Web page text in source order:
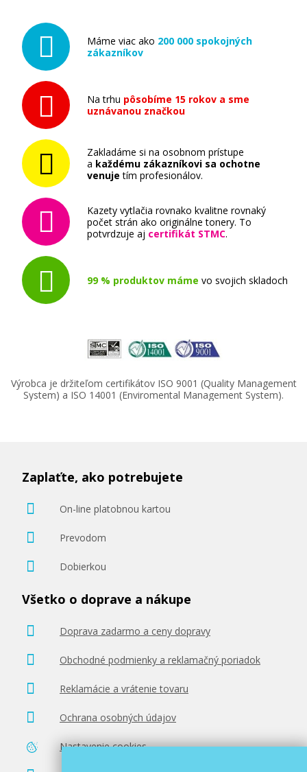
Máme viac ako 200 000 spokojných
zákazníkov
Na trhu pôsobíme 15 rokov a sme
uznávanou značkou
Zakladáme si na osobnom prístupe
a každému zákazníkovi sa ochotne
venuje tím profesionálov.
Kazety vytlačia rovnako kvalitne rovnaký
počet strán ako originálne tonery. To
potvrdzuje aj certifikát STMC.
99 % produktov máme vo svojich skladoch
Výrobca je držiteľom certifikátov ISO 9001 (Quality Management
System) a ISO 14001 (Enviromental Management System).
Zaplaťte, ako potrebujete
On-line platobnou kartou
Prevodom
Dobierkou
Všetko o doprave a nákupe
Doprava zadarmo a ceny dopravy
Obchodné podmienky a reklamačný poriadok
Reklamácie a vrátenie tovaru
Ochrana osobných údajov
Nastavenie cookies